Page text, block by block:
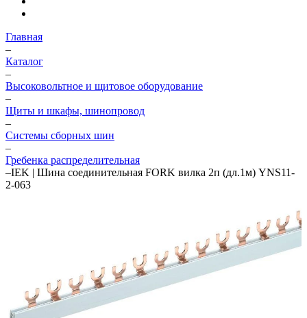
Главная
–
Каталог
–
Высоковольтное и щитовое оборудование
–
Щиты и шкафы, шинопровод
–
Системы сборных шин
–
Гребенка распределительная
–IEK | Шина соединительная FORK вилка 2п (дл.1м) YNS11-
2-063